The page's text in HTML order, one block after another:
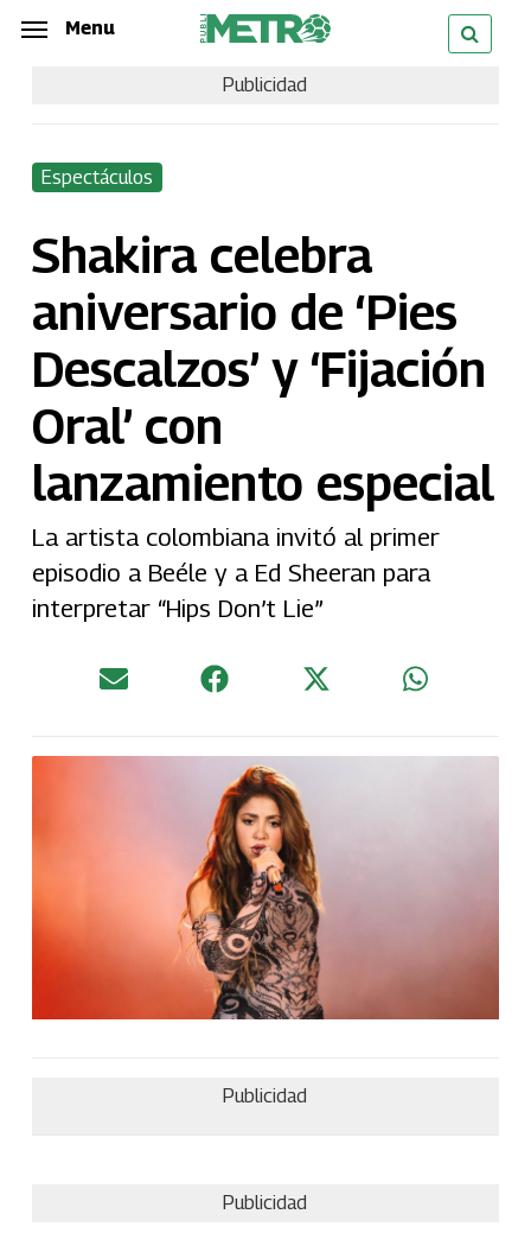
Skip
content
Menu
Publicidad
Espectáculos
Shakira celebra
aniversario de ‘Pies
Descalzos’ y ‘Fijación
Oral’ con
lanzamiento especial
La artista colombiana invitó al primer
episodio a Beéle y a Ed Sheeran para
interpretar “Hips Don’t Lie”
Publicidad
Publicidad
Menu